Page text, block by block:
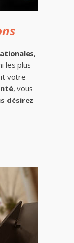
,
les plus
votre
, vous
désirez